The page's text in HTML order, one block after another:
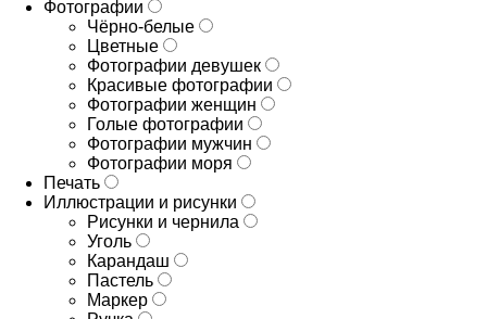
Фотографии
Чёрно-белые
Цветные
Фотографии девушек
Красивые фотографии
Фотографии женщин
Голые фотографии
Фотографии мужчин
Фотографии моря
Печать
Иллюстрации и рисунки
Рисунки и чернила
Уголь
Карандаш
Пастель
Маркер